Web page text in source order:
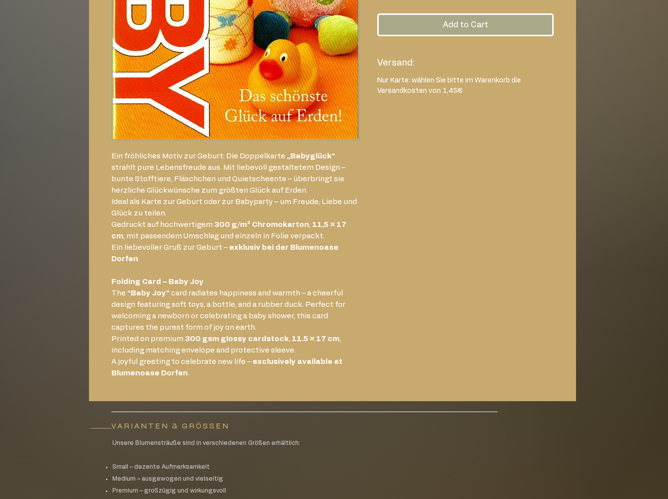
Ein fröhliches Motiv zur Geburt: Die Doppelkarte „Babyglück“
strahlt pure Lebensfreude aus. Mit liebevoll gestaltetem Design –
bunte Stofftiere, Fläschchen und Quietscheente – überbringt sie
herzliche Glückwünsche zum größten Glück auf Erden.
Ideal als Karte zur Geburt oder zur Babyparty – um Freude, Liebe und
Glück zu teilen.
Gedruckt auf hochwertigem 300 g/m² Chromokarton, 11,5 × 17
cm, mit passendem Umschlag und einzeln in Folie verpackt.
Ein liebevoller Gruß zur Geburt – exklusiv bei der Blumenoase
Dorfen.
Folding Card – Baby Joy
The “Baby Joy” card radiates happiness and warmth – a cheerful
design featuring soft toys, a bottle, and a rubber duck. Perfect for
welcoming a newborn or celebrating a baby shower, this card
captures the purest form of joy on earth.
Printed on premium 300 gsm glossy cardstock, 11.5 × 17 cm,
including matching envelope and protective sleeve.
A joyful greeting to celebrate new life – exclusively available at
Blumenoase Dorfen.
Add to Cart
Versand:
Nur Karte: wählen Sie bitte im Warenkorb die
Versandkosten von 1,45€
VARIANTEN & GRÖSSEN
Unsere Blumensträuße sind in verschiedenen Größen erhältlich:
Small – dezente Aufmerksamkeit
Medium – ausgewogen und vielseitig
Premium – großzügig und wirkungsvoll